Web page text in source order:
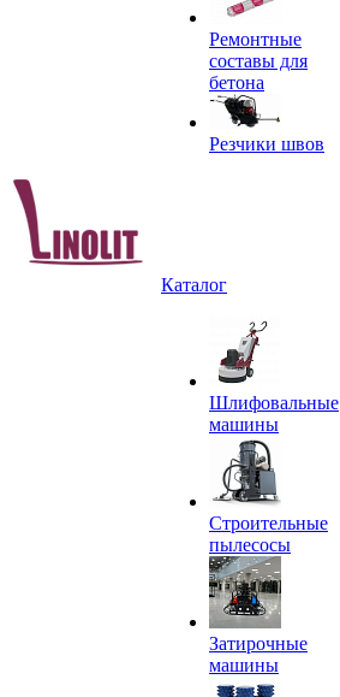
Ремонтные
составы для
бетона
Резчики швов
Каталог
Шлифовальные
машины
Строительные
пылесосы
Затирочные
машины